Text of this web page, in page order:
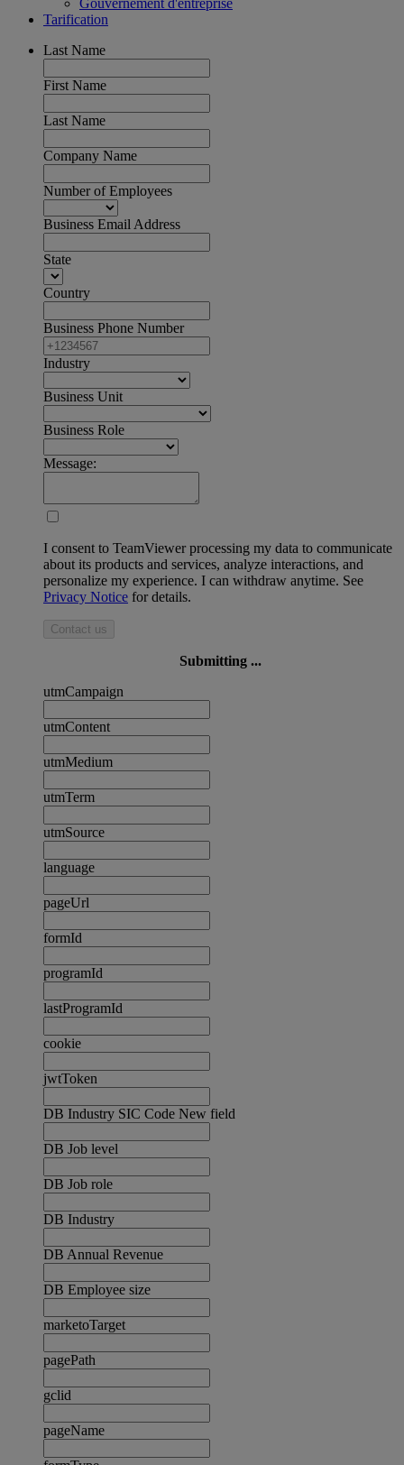
Tarification
Last Name
First Name
Last Name
Company Name
Number of Employees
Business Email Address
State
Country
Business Phone Number
Industry
Business Unit
Business Role
Message:
I consent to TeamViewer processing my data to communicate
about its products and services, analyze interactions, and
personalize my experience. I can withdraw anytime. See
Privacy Notice for details.
Contact us
Submitting ...
utmCampaign
utmContent
utmMedium
utmTerm
utmSource
language
pageUrl
formId
programId
lastProgramId
cookie
jwtToken
DB Industry SIC Code New field
DB Job level
DB Job role
DB Industry
DB Annual Revenue
DB Employee size
marketoTarget
pagePath
gclid
pageName